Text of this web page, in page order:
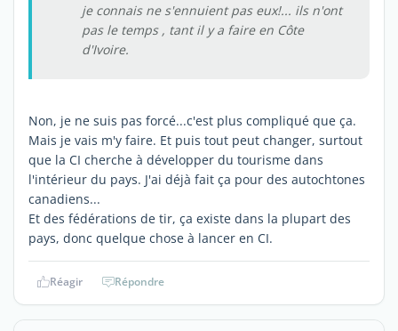
je connais ne s'ennuient pas eux!... ils n'ont
pas le temps , tant il y a faire en Côte
d'Ivoire.
Non, je ne suis pas forcé...c'est plus compliqué que ça.
Mais je vais m'y faire. Et puis tout peut changer, surtout
que la CI cherche à développer du tourisme dans
l'intérieur du pays. J'ai déjà fait ça pour des autochtones
canadiens...
Et des fédérations de tir, ça existe dans la plupart des
pays, donc quelque chose à lancer en CI.
Réagir Répondre